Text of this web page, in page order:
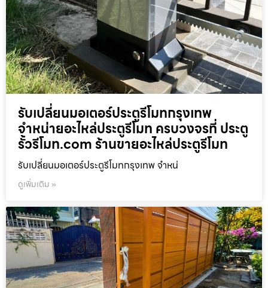
รับเปลี่ยนมอเตอร์ประตูรีโมทกรุงเทพ
จำหน่ายอะไหล่ประตูรีโมท ครบวงจรที่ ประตู
รั้วรีโมท.com ร้านขายอะไหล่ประตูรีโมท
รับเปลี่ยนมอเตอร์ประตูรีโมทกรุงเทพ จำหน่
ดูเพิ่มเติม »